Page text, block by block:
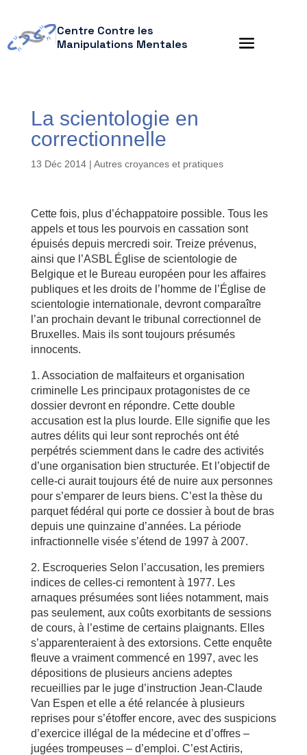
Centre Contre les
Manipulations Mentales
La scientologie en
correctionnelle
13 Déc 2014| Autres croyances et pratiques
Cette fois, plus d’échappatoire possible. Tous les
appels et tous les pourvois en cassation sont
épuisés depuis mercredi soir. Treize prévenus,
ainsi que l’ASBL Église de scientologie de
Belgique et le Bureau européen pour les affaires
publiques et les droits de l’homme de l’Église de
scientologie internationale, devront comparaître
l’an prochain devant le tribunal correctionnel de
Bruxelles. Mais ils sont toujours présumés
innocents.
1. Association de malfaiteurs et organisation
criminelle Les principaux protagonistes de ce
dossier devront en répondre. Cette double
accusation est la plus lourde. Elle signifie que les
autres délits qui leur sont reprochés ont été
perpétrés sciemment dans le cadre des activités
d’une organisation bien structurée. Et l’objectif de
celle-ci aurait toujours été de nuire aux personnes
pour s’emparer de leurs biens. C’est la thèse du
parquet fédéral qui porte ce dossier à bout de bras
depuis une quinzaine d’années. La période
infractionnelle visée s’étend de 1997 à 2007.
2. Escroqueries Selon l’accusation, les premiers
indices de celles-ci remontent à 1977. Les
arnaques présumées sont liées notamment, mais
pas seulement, aux coûts exorbitants de sessions
de cours, à l’estime de certains plaignants. Elles
s’apparenteraient à des extorsions. Cette enquête
fleuve a vraiment commencé en 1997, avec les
dépositions de plusieurs anciens adeptes
recueillies par le juge d’instruction Jean-Claude
Van Espen et elle a été relancée à plusieurs
reprises pour s’étoffer encore, avec des suspicions
d’exercice illégal de la médecine et d’offres –
jugées trompeuses – d’emploi. C’est Actiris,